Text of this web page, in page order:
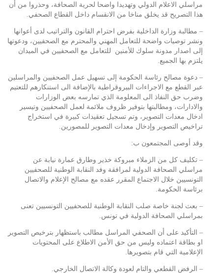
مراسلي الاعلام الدولي وتهديدا واضحا لحرية الصحافة، وحذروا من أن
هذا التصريح قد يخلق مناخا من الانقسام داخل القطاع الصحفي.
– مطالبة وزارة الداخلية بفرض احترام القانون والتراتيب لدى أعوانها
ونشر توصيات واضحة للتعامل المهني والمحترم مع الصحفيين، ودعوتها
إلى اصدار مدونة سلوك للأمنين للتعامل مع الصحفيين في الميدان
يلتزم بها الجميع.
– دعوة مصالح رئاسة الحكومة إلى تسهيل عمل الصحفيين والمراسلين
عبر القطع مع الاجراءات البيروقراطية بالإضافة الى استنكارهم للتعتيم
وضرب حق النفاذ الى المعلومة الذي تمارسه بعض الوزارات
والادارات، ومطالبتها بتوفير ظروف ملائمة لعمل الصحفيين وتيسير
ادخال معدات التصوير، وتم تسجيل تعقيدات كبيرة في استخراج
تراخيص التصوير وإدخال معدات التصوير للمصورين.
وقد أوصى المجتمعون ب:
– تكليف كل من الزملاء مبروكة خذير وطارق عمارة نيابة عن
مراسلي الصحافة الدولية لمرافقة وفد النقابة الوطنية للصحفيين
التونسيين خلال الاجتماع المقرر عقده مع مصالح الإعلام والاتصال
برئاسة الحكومة.
– بعث لجنة خاصة صلب النقابة الوطنية للصحفيين التونسيين تعنى
بمراسلي الصحافة الدولية في تونس.
– التأكيد على أن الصحفي المراسل مطالب باستظهار بترخيص التصوير
او بطاقة اعتماده وليس من حق الأمن الاطلاع على المحتويات
الإعلامية التي قام بتصويرها.
– الرفض القطعي والتام لعودة وكالة الاتصال الخارجي.